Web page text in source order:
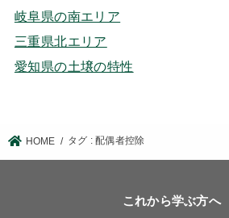
岐阜県の南エリア
三重県北エリア
愛知県の土壌の特性
HOME タグ : 配偶者控除
これから学ぶ方へ